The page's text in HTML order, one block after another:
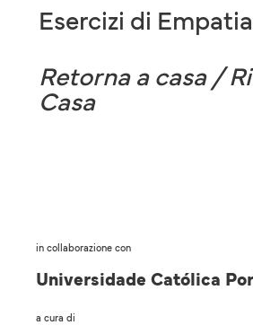
Esercizi di
Retorna a casa /
Casa
in collaborazione con
Universidade Católica
a cura di